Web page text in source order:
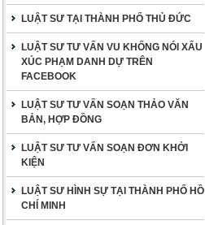
LUẬT SƯ TẠI THÀNH PHỐ THỦ ĐỨC
LUẬT SƯ TƯ VẤN VU KHỐNG NÓI XẤU
XÚC PHẠM DANH DỰ TRÊN
FACEBOOK
LUẬT SƯ TƯ VẤN SOẠN THẢO VĂN
BẢN, HỢP ĐỒNG
LUẬT SƯ TƯ VẤN SOẠN ĐƠN KHỞI
KIỆN
LUẬT SƯ HÌNH SỰ TẠI THÀNH PHỐ HỒ
CHÍ MINH